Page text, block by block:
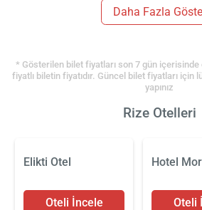
Daha Fazla
* Gösterilen bilet fiyatları son 7 gün içerisinde
fiyatlı biletin fiyatıdır. Güncel bilet fiyatları için
yapınız
Rize Otelleri
Elikti Otel
Oteli İncele
Hotel
Oteli